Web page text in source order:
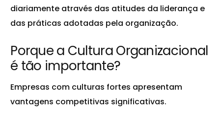
diariamente através das atitudes da liderança e
das práticas adotadas pela organização.
Porque a Cultura Organizacional
é tão importante?
Empresas com culturas fortes apresentam
vantagens competitivas significativas.